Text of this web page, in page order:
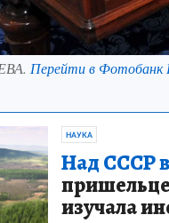
Перейти в
НАУКА
Над СССР
изучала